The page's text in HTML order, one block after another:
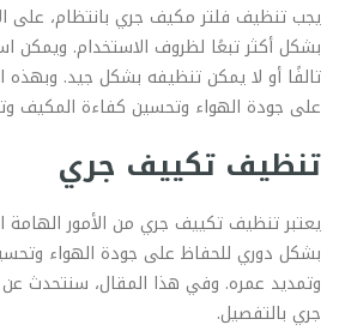
يجب تنظيف فلتر مكيف جري بانتظام، على
بشكل أكثر تبعًا لظروف الاستخدام. ويمكن
تالفًا أو لا يمكن تنظيفه بشكل جيد. وبهذه
على جودة الهواء وتحسين كفاءة المكيف
تنظيف تكييف جري
يعتبر تنظيف تكييف جري من الأمور الهامة
بشكل دوري للحفاظ على جودة الهواء
وتمديد عمره. وفي هذا المقال، سنتحدث
جري بالتفصيل.